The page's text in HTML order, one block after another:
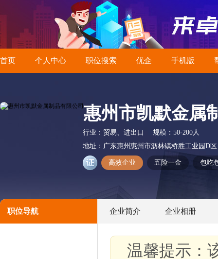
首页 个人中心 职位搜索 优企 手机版
惠州市凯默金属
行业： 贸易、进出口 规模： 50-200人
地址： 广东惠州惠州市沥林镇桥胜工业园D区
高效企业 五险一金 包吃
职位导航 企业简介 企业相册
温馨提示：